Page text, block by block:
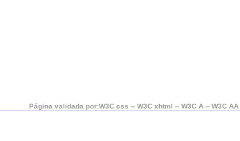
Página validada por:W3C css -- W3C xhtml -- W3C A -- W3C AA